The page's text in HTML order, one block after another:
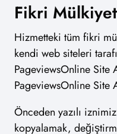
Fikri Mülkiyet
Hizmetteki tüm fikri
kendi web siteleri
PageviewsOnline Site
PageviewsOnline Site
Önceden yazılı
kopyalamak,